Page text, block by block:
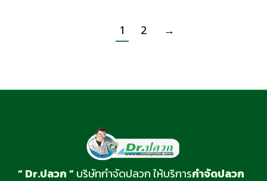
1 2 →
“ Dr.ปลวก ”บริษัทกำจัดปลวก ให้บริการกำจัดปลวก